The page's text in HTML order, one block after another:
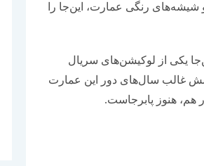
رنگی عمارت، این‌جا را
یکی از لوکیشن‌های سریال
انار، پوشش غالب سال‌های دور این عمارت
هم، هنوز پابرجاست.